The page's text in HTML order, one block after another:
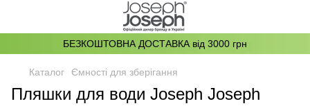
БЕЗКОШТОВНА ДОСТАВКА від 3000 грн
Каталог Ємності для зберігання
Пляшки для води Joseph Joseph